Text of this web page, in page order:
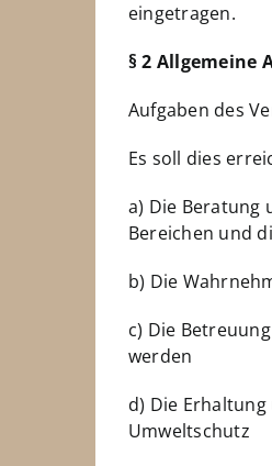
eingetragen.
§ 2 Allgemeine
Aufgaben des
Es soll dies
a) Die Beratung
Bereichen und
b) Die
c) Die
werden
d) Die
Umweltschutz